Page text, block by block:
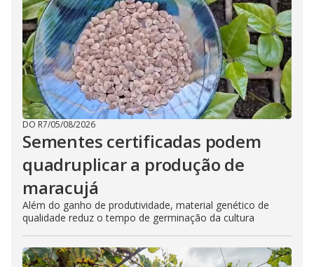
DO R7/05/08/2026
Sementes certificadas podem
quadruplicar a produção de
maracujá
Além do ganho de produtividade, material genético de
qualidade reduz o tempo de germinação da cultura